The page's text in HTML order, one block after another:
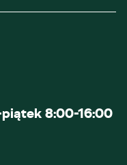
piątek 8:00-16:00